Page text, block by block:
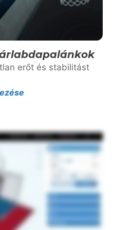
erőt és stabilitást